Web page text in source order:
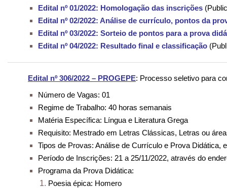
Edital nº 01/2022: Homologação das inscrições
Edital nº 02/2022: Análise de currículo, pontos da
Edital nº 03/2022: Sorteio de pontos para a prova
Edital nº 04/2022: Resultado final e classificação
Edital nº 306/2022 – PROGEPE: Processo seletivo para
Número de Vagas: 01
Regime de Trabalho: 40 horas semanais
Matéria Específica: Língua e Literatura Grega
Requisito: Mestrado em Letras Clássicas, Letras ou
Tipos de Provas: Análise de Currículo e Prova
Período de Inscrições: 21 a 25/11/2022, através do
Programa da Prova Didática:
Poesia épica: Homero